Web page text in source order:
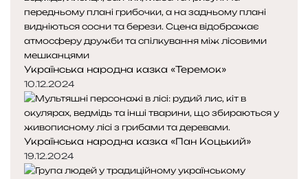
Українська народна казка «Теремок»
10.12.2024
Українська народна казка «Пан Коцький»
19.12.2024